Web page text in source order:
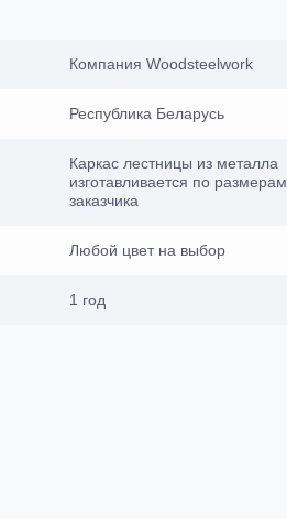
Компания Woodsteelwork
Республика Беларусь
Каркас лестницы из металла
изготавливается по размерам
заказчика
Любой цвет на выбор
1 год